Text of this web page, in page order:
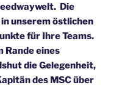
Die
unserem östlichen
für Ihre Teams.
Rande eines
die Gelegenheit,
des MSC über